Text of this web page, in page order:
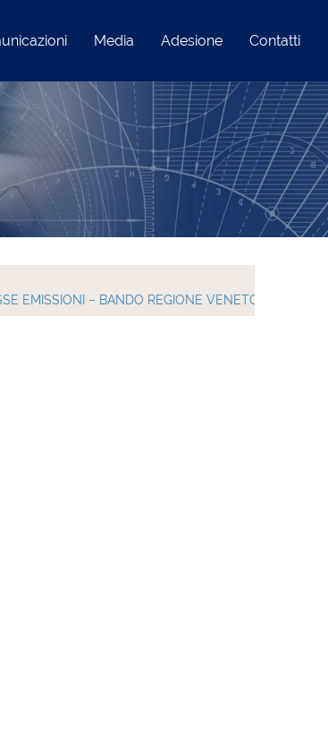
Media Adesione Contatti
EMISSIONI – BANDO REGIONE VENETO